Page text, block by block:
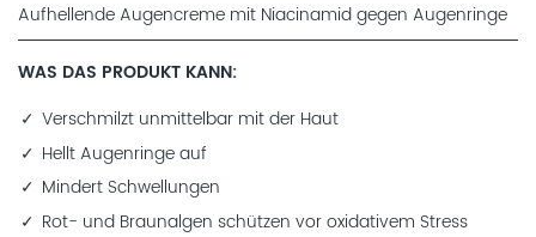
Aufhellende Augencreme mit Niacinamid gegen Augenringe
WAS DAS PRODUKT KANN
Verschmilzt unmittelbar mit der Haut
Hellt Augenringe auf
Mindert Schwellungen
Rot- und Braunalgen schützen vor oxidativem Stress